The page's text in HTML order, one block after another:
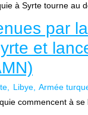
à Syrte tourne au
par
et
Libye Armée
commencent à se